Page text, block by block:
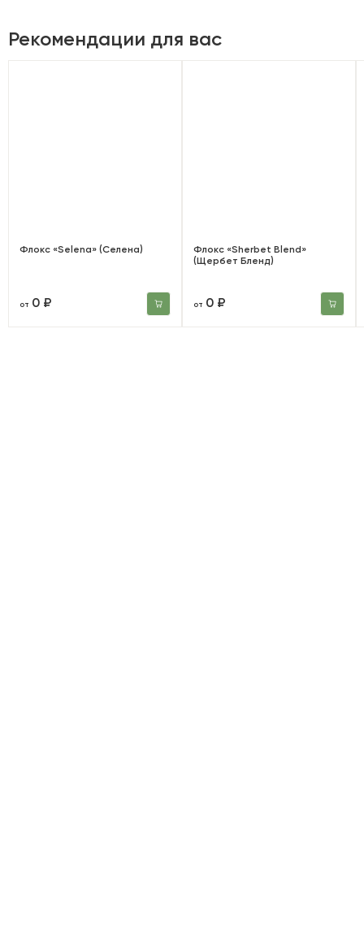
Рекомендации для вас
Флокс «Selena» (Селена)
от 0 ₽
Флокс «Sherbet Blend»
(Щербет Бленд)
от 0 ₽